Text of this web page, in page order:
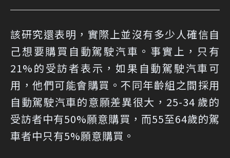
該研究還表明，實際上並沒有多少人確信自
己想要購買自動駕駛汽車。事實上，只有
21%的受訪者表示，如果自動駕駛汽車可
用，他們可能會購買。不同年齡組之間採用
自動駕駛汽車的意願差異很大，25-34 歲的
受訪者中有50%願意購買，而55至64歲的駕
車者中只有5%願意購買。